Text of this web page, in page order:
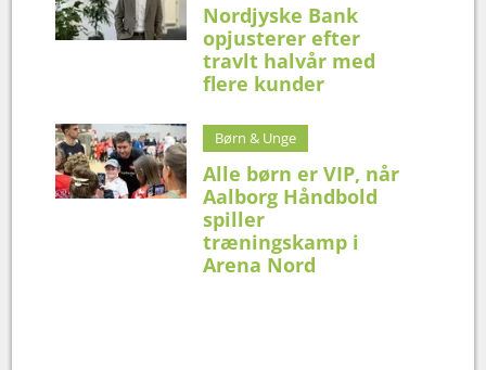
Nordjyske Bank
opjusterer efter
travlt halvår med
flere kunder
Børn & Unge
Alle børn er VIP, når
Aalborg Håndbold
spiller
træningskamp i
Arena Nord